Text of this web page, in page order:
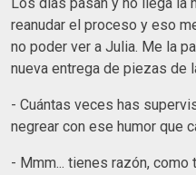
reanudar el proceso y eso
no poder ver a Julia. Me la
nueva entrega de piezas de
- Cuántas veces has
negrear con ese humor que
- Mmm... tienes razón,